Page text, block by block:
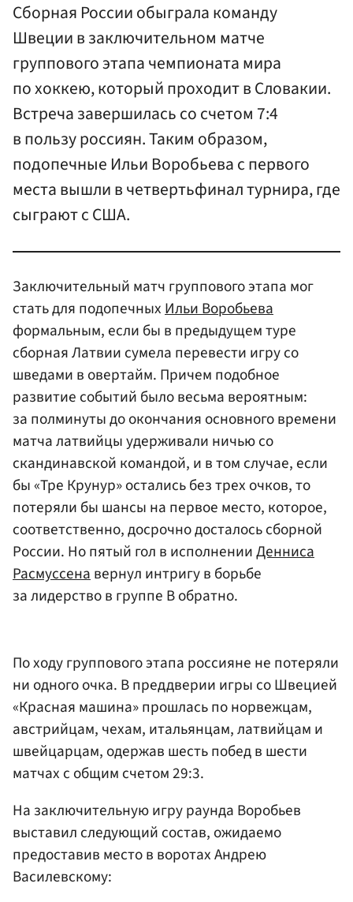
Сборная России обыграла команду
Швеции в заключительном матче
группового этапа чемпионата мира
по хоккею, который проходит в Словакии.
Встреча завершилась со счетом 7:4
в пользу россиян. Таким образом,
подопечные Ильи Воробьева с первого
места вышли в четвертьфинал турнира, где
сыграют с США.
Заключительный матч группового этапа мог
стать для подопечныхИльи Воробьева
формальным, если бы в предыдущем туре
сборная Латвии сумела перевести игру со
шведами в овертайм. Причем подобное
развитие событий было весьма вероятным:
за полминуты до окончания основного времени
матча латвийцы удерживали ничью со
скандинавской командой, и в том случае, если
бы «Тре Крунур» остались без трех очков, то
потеряли бы шансы на первое место, которое,
соответственно, досрочно досталось сборной
России. Но пятый гол в исполненииДенниса
Расмуссенавернул интригу в борьбе
за лидерство в группе B обратно.
По ходу группового этапа россияне не потеряли
ни одного очка. В преддверии игры со Швецией
«Красная машина» прошлась по норвежцам,
австрийцам, чехам, итальянцам, латвийцам и
швейцарцам, одержав шесть побед в шести
матчах с общим счетом 29:3.
На заключительную игру раунда Воробьев
выставил следующий состав, ожидаемо
предоставив место в воротах Андрею
Василевскому: